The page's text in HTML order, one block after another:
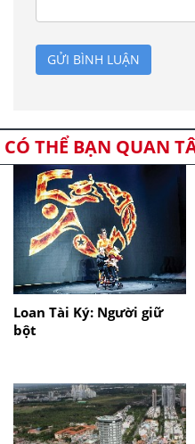
GỬI BÌNH LUẬN
CÓ THỂ BẠN QUAN
Loan Tài Ký: Người giữ
bột